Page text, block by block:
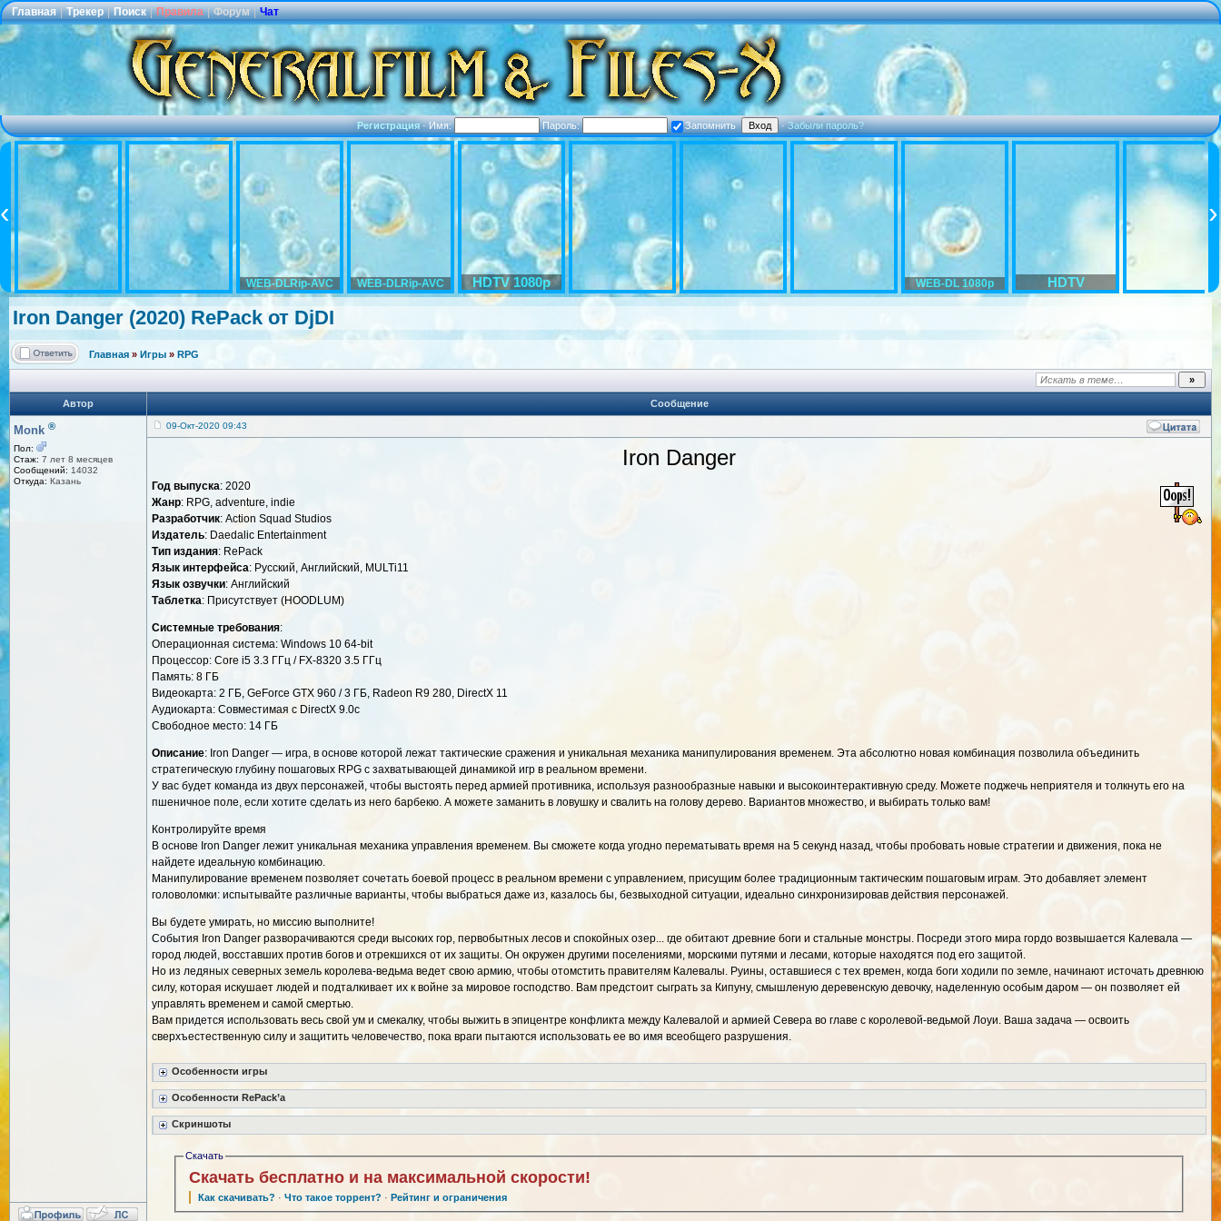
Главная | Трекер | Поиск | Правила | Форум | Чат
Регистрация·Имя: Пароль: Запомнить ·Забыли пароль?
WEB-DLRip-AVC WEB-DLRip-AVC HDTV 1080p WEB-DL 1080p HDTV
Iron Danger (2020) RePack от DjDI
Главная » Игры » RPG
Автор Сообщение
Monk ®
Пол:
Стаж: 7 лет 8 месяцев
Сообщений: 14032
Откуда: Казань
09-Окт-2020 09:43
Iron Danger
Год выпуска: 2020
Жанр: RPG, adventure, indie
Разработчик: Action Squad Studios
Издатель: Daedalic Entertainment
Тип издания: RePack
Язык интерфейса: Русский, Английский, MULTi11
Язык озвучки: Английский
Таблетка: Присутствует (HOODLUM)
Системные требования:
Операционная система: Windows 10 64-bit
Процессор: Core i5 3.3 ГГц / FX-8320 3.5 ГГц
Память: 8 ГБ
Видеокарта: 2 ГБ, GeForce GTX 960 / 3 ГБ, Radeon R9 280, DirectX 11
Аудиокарта: Совместимая с DirectX 9.0c
Свободное место: 14 ГБ
Описание: Iron Danger — игра, в основе которой лежат тактические сражения и уникальная механика манипулирования временем. Эта абсолютно новая комбинация позволила объединить
стратегическую глубину пошаговых RPG с захватывающей динамикой игр в реальном времени.
У вас будет команда из двух персонажей, чтобы выстоять перед армией противника, используя разнообразные навыки и высокоинтерактивную среду. Можете поджечь неприятеля и толкнуть его на
пшеничное поле, если хотите сделать из него барбекю. А можете заманить в ловушку и свалить на голову дерево. Вариантов множество, и выбирать только вам!
Контролируйте время
В основе Iron Danger лежит уникальная механика управления временем. Вы сможете когда угодно перематывать время на 5 секунд назад, чтобы пробовать новые стратегии и движения, пока не
найдете идеальную комбинацию.
Манипулирование временем позволяет сочетать боевой процесс в реальном времени с управлением, присущим более традиционным тактическим пошаговым играм. Это добавляет элемент
головоломки: испытывайте различные варианты, чтобы выбраться даже из, казалось бы, безвыходной ситуации, идеально синхронизировав действия персонажей.
Вы будете умирать, но миссию выполните!
События Iron Danger разворачиваются среди высоких гор, первобытных лесов и спокойных озер... где обитают древние боги и стальные монстры. Посреди этого мира гордо возвышается Калевала —
город людей, восставших против богов и отрекшихся от их защиты. Он окружен другими поселениями, морскими путями и лесами, которые находятся под его защитой.
Но из ледяных северных земель королева-ведьма ведет свою армию, чтобы отомстить правителям Калевалы. Руины, оставшиеся с тех времен, когда боги ходили по земле, начинают источать древнюю
силу, которая искушает людей и подталкивает их к войне за мировое господство. Вам предстоит сыграть за Кипуну, смышленую деревенскую девочку, наделенную особым даром — он позволяет ей
управлять временем и самой смертью.
Вам придется использовать весь свой ум и смекалку, чтобы выжить в эпицентре конфликта между Калевалой и армией Севера во главе с королевой-ведьмой Лоуи. Ваша задача — освоить
сверхъестественную силу и защитить человечество, пока враги пытаются использовать ее во имя всеобщего разрушения.
Особенности игры
Особенности RePack’а
Скриншоты
Скачать
Скачать бесплатно и на максимальной скорости!
Как скачивать? ·Что такое торрент? · Рейтинг и ограничения